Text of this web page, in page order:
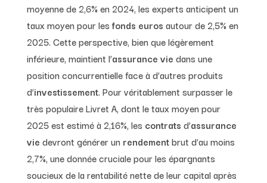
moyenne de 2,6% en 2024, les experts anticipent un
taux moyen pour les fonds euros autour de 2,5% en
2025. Cette perspective, bien que légèrement
inférieure, maintient l’assurance vie dans une
position concurrentielle face à d’autres produits
d’investissement. Pour véritablement surpasser le
très populaire Livret A, dont le taux moyen pour
2025 est estimé à 2,16%, les contrats d’assurance
vie devront générer un rendementbrut d’au moins
2,7%, une donnée cruciale pour les épargnants
soucieux de la rentabilité nette de leur capital après